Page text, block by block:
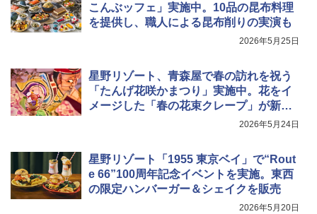
こんぶッフェ」実施中。10品の昆布料理
を提供し、職人による昆布削りの実演も
2026年5月25日
星野リゾート、青森屋で春の訪れを祝う
「たんげ花咲かまつり」実施中。花をイ
メージした「春の花束クレープ」が新登
2026年5月24日
星野リゾート「1955 東京ベイ」で“Rout
e 66”100周年記念イベントを実施。東西
の限定ハンバーガー＆シェイクを販売
2026年5月20日